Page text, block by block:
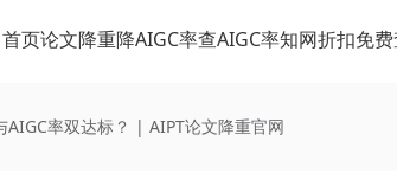
首页论文降重降AIGC率查AIGC率知网折扣免
率双达标？ | AIPT论文降重官网